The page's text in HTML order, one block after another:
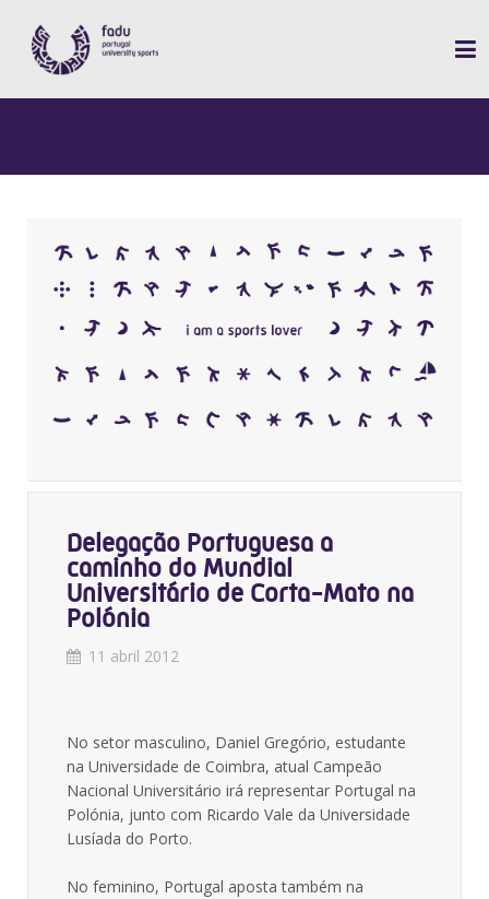
Delegação Portuguesa a
caminho do Mundial
Universitário de Corta-Mato na
Polónia
11 abril 2012
No setor masculino, Daniel Gregório, estudante
na Universidade de Coimbra, atual Campeão
Nacional Universitário irá representar Portugal na
Polónia, junto com Ricardo Vale da Universidade
Lusíada do Porto.
No feminino, Portugal aposta também na